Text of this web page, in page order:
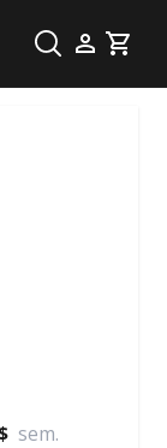
Cart
sem.